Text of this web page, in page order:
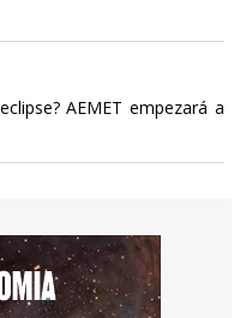
AEMET empezará a